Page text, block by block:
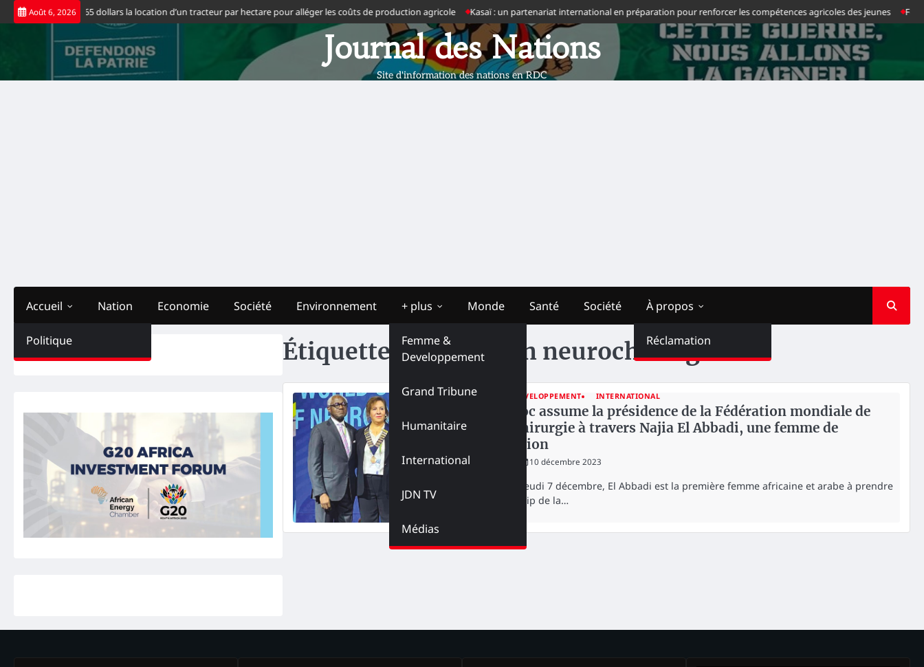
Skip
to
Août 6, 2026
fixe à 65 dollars la location d’un tracteur par hectare pour alléger les coûts de production agricole Kasaï : un partenariat international en préparation pour renforcer les compétences agricoles des jeunes Football
Journal des Nations
Site d'information des nations en RDC
Accueil
Politique
Nation Economie Société Environnement + plus
Femme &
Developpement
Grand Tribune
Humanitaire
International
JDN TV
Médias
Monde Santé Société À propos
Réclamation
Étiquette :Fédération neurochirurgie
FEMME & DEVELOPPEMENT INTERNATIONAL
Le Maroc assume la présidence de la Fédération mondiale de
neurochirurgie à travers Najia El Abbadi, une femme de
distinction
10 décembre 2023
Depuis le jeudi 7 décembre, El Abbadi est la première femme africaine et arabe à prendre
le leadership de la…